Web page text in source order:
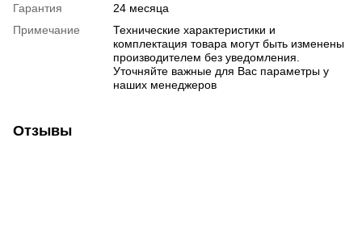
Гарантия
24 месяца
Примечание
Технические характеристики и
комплектация товара могут быть изменены
производителем без уведомления.
Уточняйте важные для Вас параметры у
наших менеджеров
Отзывы